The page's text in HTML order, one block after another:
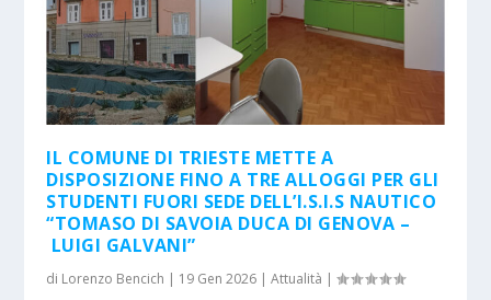
IL COMUNE DI TRIESTE METTE A
DISPOSIZIONE FINO A TRE ALLOGGI PER GLI
STUDENTI FUORI SEDE DELL’I.S.I.S NAUTICO
“TOMASO DI SAVOIA DUCA DI GENOVA –
LUIGI GALVANI”
di Lorenzo Bencich | 19 Gen 2026 |Attualità |